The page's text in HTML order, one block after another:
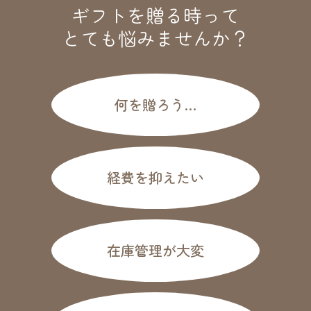
ギフトを贈る時って
とても悩みませんか？
何を贈ろう…
経費を抑えたい
在庫管理が大変